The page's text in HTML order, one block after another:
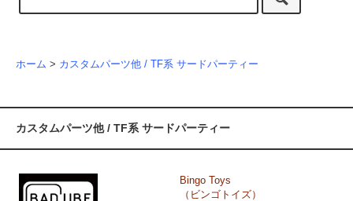
ホーム > カスタムパーツ他 / TF系 サードパーティー
カスタムパーツ他 / TF系 サードパーティー
Bingo Toys
（ビンゴトイズ）